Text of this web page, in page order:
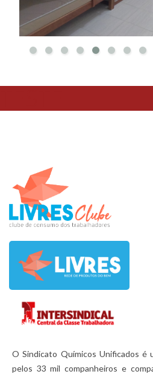
O Sindicato Químicos Unificados é
pelos 33 mil companheiros e